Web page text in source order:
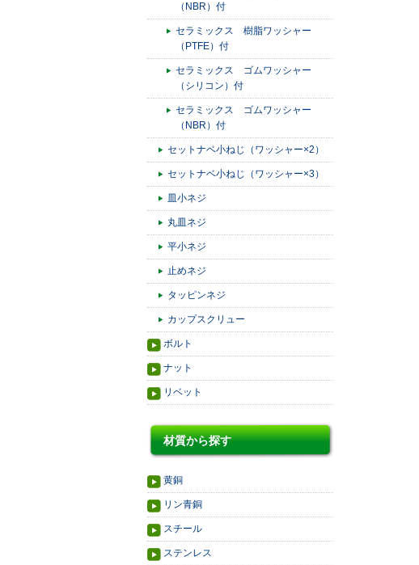
（NBR）付
セラミックス 樹脂ワッシャー
（PTFE）付
セラミックス ゴムワッシャー
（シリコン）付
セラミックス ゴムワッシャー
（NBR）付
セットナベ小ねじ（ワッシャー×2）
セットナベ小ねじ（ワッシャー×3）
皿小ネジ
丸皿ネジ
平小ネジ
止めネジ
タッピンネジ
カップスクリュー
ボルト
ナット
リベット
材質から探す
黄銅
リン青銅
スチール
ステンレス